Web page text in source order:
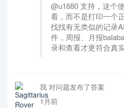
@u1680 支持，这个
看，而不是打印一个
找找有无类似的记录
件，周报、月报
录和查看才更符合真
我 对问题发布了答案
1月前